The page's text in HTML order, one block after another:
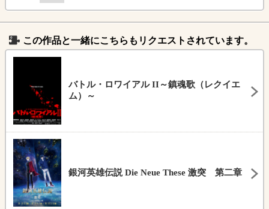
この作品と一緒にこちらもリクエストされています。
バトル・ロワイアル II～鎮魂歌（レクイエ
ム）～
銀河英雄伝説 Die Neue These 激突 第二章